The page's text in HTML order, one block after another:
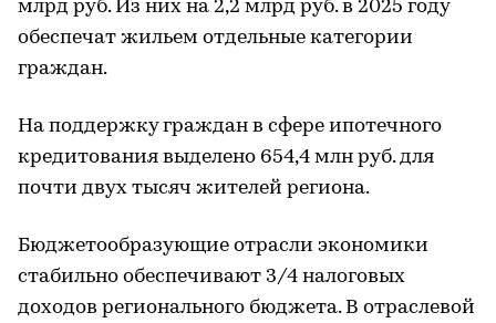
млрд руб. Из них на 2,2 млрд руб. в 2025 году
обеспечат жильем отдельные категории
граждан.
На поддержку граждан в сфере ипотечного
кредитования выделено 654,4 млн руб. для
почти двух тысяч жителей региона.
Бюджетообразующие отрасли экономики
стабильно обеспечивают 3/4 налоговых
доходов регионального бюджета. В отраслевой